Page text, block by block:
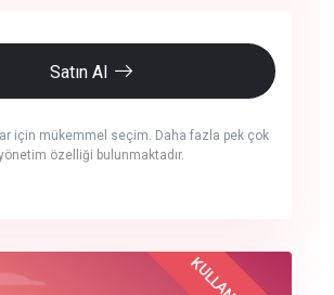
Satın Al
için mükemmel seçim. Daha fazla pek çok
özelliği bulunmaktadır.
auto cync